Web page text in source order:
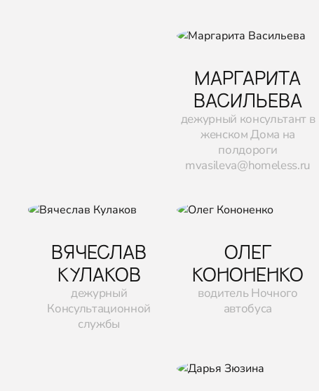
МАРГАРИТА
ВАСИЛЬЕВА
дежурный консультант в
женском Дома на
полдороги
mvasileva@homeless.ru
ВЯЧЕСЛАВ
КУЛАКОВ
дежурный
Консультационной
службы
ОЛЕГ
КОНОНЕНКО
водитель Ночного
автобуса